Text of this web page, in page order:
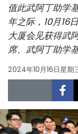
值此武阿丁助学
年之际，10月16
大厦会见获得武
席、武阿丁助学
2024年10月16日星期